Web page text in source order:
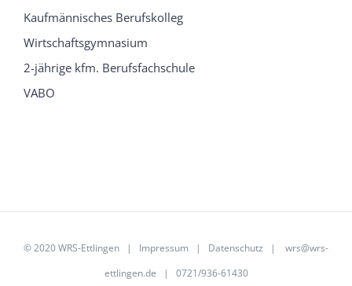
Kaufmännisches Berufskolleg
Wirtschaftsgymnasium
2-jährige kfm. Berufsfachschule
VABO
© 2020 WRS-Ettlingen | Impressum | Datenschutz | wrs@wrs-
ettlingen.de | 0721/936-61430